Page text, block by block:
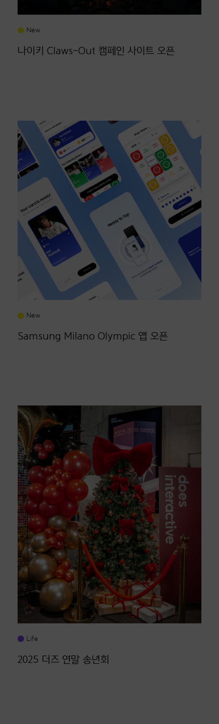
New
나이키 Claws-Out 캠페인 사이트 오픈
New
Samsung Milano Olympic 앱 오픈
Life
2025 더즈 연말 송년회